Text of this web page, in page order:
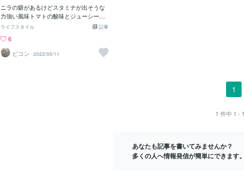
ニラの癖があるけどスタミナが出そうな
力強い風味トマトの酸味とジューシーな
肉厚ごま油とオイスターソースでさっと
げてくれるそれくらい存在感ある一品で
す・・私比較ですがポイントはトマトを
湯むきするともっと食感が良くなり味も
記事
ライフスタイル
6
ピコン
2022/05/11
1
1 件中 1 - 1
あなたも記事を書いてみませんか？
多くの人へ情報発信が簡単にできます。